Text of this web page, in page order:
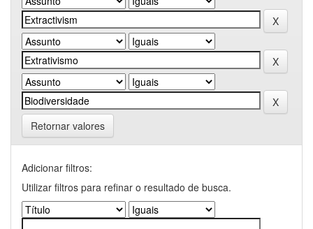
Retornar valores
Adicionar filtros:
Utilizar filtros para refinar o resultado de busca.